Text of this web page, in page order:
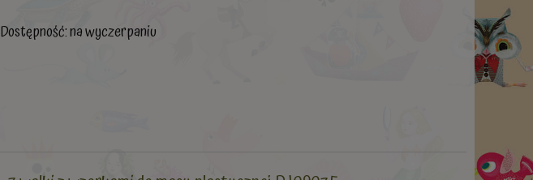
Dostępność:na wyczerpaniu